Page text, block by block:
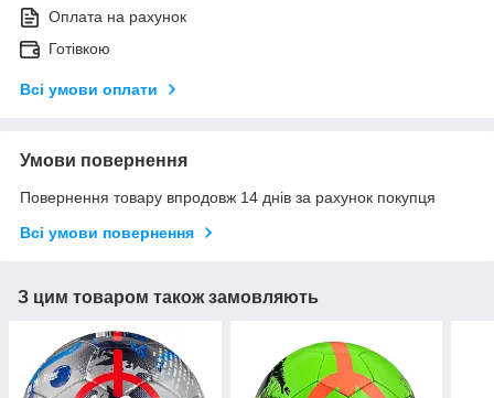
Оплата на рахунок
Готівкою
Всі умови оплати
Умови повернення
Повернення товару впродовж 14 днів за рахунок покупця
Всі умови повернення
З цим товаром також замовляють